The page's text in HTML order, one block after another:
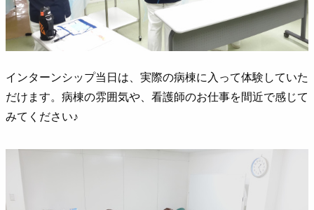
インターンシップ当日は、実際の病棟に入って体験していた
だけます。病棟の雰囲気や、看護師のお仕事を間近で感じて
みてください♪